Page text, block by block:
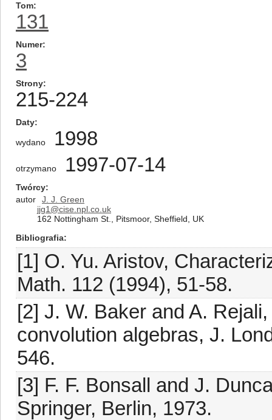
Tom
131
Numer
3
Strony
215-224
Daty
wydano 1998
otrzymano 1997-07-14
Twórcy
autor
J. J. Green
jjg1@cise.npl.co.uk
162 Nottingham St., Pitsmoor, Sheffield, UK
Bibliografia
[1] O. Yu. Aristov,
Math. 112 (1994), 51-58.
[2] J. W. Baker and A.
convolution algebras, J.
546.
[3] F. F. Bonsall and J.
Springer, Berlin, 1973.